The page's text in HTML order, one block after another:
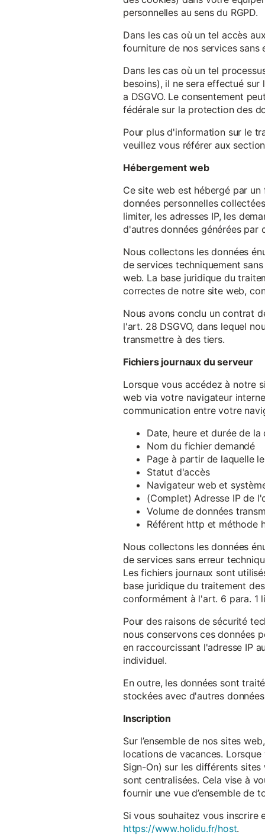
personnelles au sens du RGPD.
Dans les cas où un tel accès
fourniture de nos services sans
Dans les cas où un tel
besoins), il ne sera effectué
a DSGVO. Le consentement
fédérale sur la protection des
Pour plus d'information sur le
veuillez vous référer aux
Hébergement web
Ce site web est hébergé par un
données personnelles
limiter, les adresses IP, les
d'autres données générées par
Nous collectons les données
de services techniquement
web. La base juridique du
correctes de notre site web,
Nous avons conclu un contrat
l'art. 28 DSGVO, dans lequel
transmettre à des tiers.
Fichiers journaux du serveur
Lorsque vous accédez à notre
web via votre navigateur
communication entre votre
Date, heure et durée de la
Nom du fichier demandé
Page à partir de laquelle
Statut d'accès
Navigateur web et
(Complet) Adresse IP de
Volume de données
Référent http et méthode
Nous collectons les données
de services sans erreur
Les fichiers journaux sont
base juridique du traitement
conformément à l'art. 6 para. 1
Pour des raisons de sécurité
nous conservons ces données
en raccourcissant l'adresse IP
individuel.
En outre, les données sont
stockées avec d'autres
Inscription
Sur l’ensemble de nos sites
locations de vacances.
Sign-On) sur les différents
sont centralisées. Cela vise à
fournir une vue d’ensemble de
Si vous souhaitez vous inscrire
https://www.holidu.fr/host.